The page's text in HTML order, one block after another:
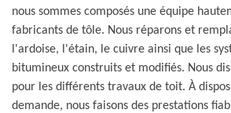
nous sommes composés une équipe
fabricants de tôle. Nous réparons et
l'ardoise, l'étain, le cuivre ainsi que les
bitumineux construits et modifiés. Nous
pour les différents travaux de toit. À
demande, nous faisons des prestations